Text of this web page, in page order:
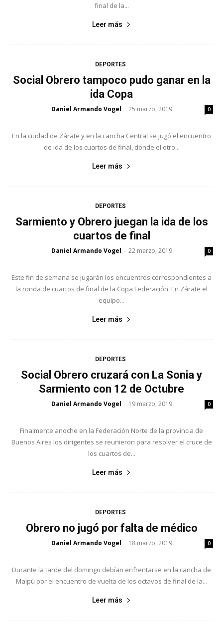
final de la...
Leer más
DEPORTES
Social Obrero tampoco pudo ganar en la
ida Copa
Daniel Armando Vogel - 25 marzo, 2019 0
En la ciudad de Zárate y en la cancha Central se jugó el encuentro
de ida de los cuartos de final, donde el otro...
Leer más
DEPORTES
Sarmiento y Obrero juegan la ida de los
cuartos de final
Daniel Armando Vogel - 22 marzo, 2019 0
Este fin de semana se jugarán los encuentros correspondientes a
la ronda de cuartos de final de la Copa Federación. En Zárate el
equipo...
Leer más
DEPORTES
Social Obrero cruzará con La Sonia y
Sarmiento con 12 de Octubre
Daniel Armando Vogel - 19 marzo, 2019 0
Finalmente anoche en la Federación Norte de la provincia de
Buenos Aires los dirigentes se reunieron para resolver el cruce de
los cuartos de...
Leer más
DEPORTES
Obrero no jugó por falta de médico
Daniel Armando Vogel - 18 marzo, 2019 0
Durante la tarde del domingo debían enfrentarse en la cancha de
Maipú por el encuentro de vuelta de los octavos de final de la...
Leer más